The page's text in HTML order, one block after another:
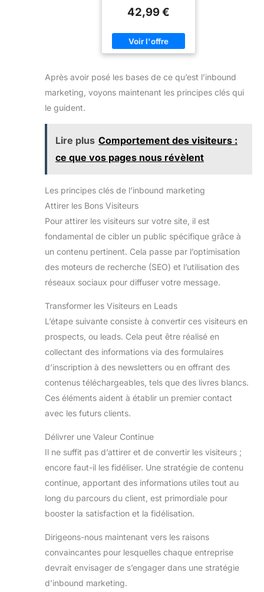
42,99 €
Après avoir posé les bases de ce qu’est l’inbound
marketing, voyons maintenant les principes clés qui
le guident.
Lire plus Comportement des visiteurs :
ce que vos pages nous révèlent
Les principes clés de l’inbound marketing
Attirer les Bons Visiteurs
Pour attirer les visiteurs sur votre site, il est
fondamental de cibler un public spécifique grâce à
un contenu pertinent. Cela passe par l’optimisation
des moteurs de recherche (SEO) et l’utilisation des
réseaux sociaux pour diffuser votre message.
Transformer les Visiteurs en Leads
L’étape suivante consiste à convertir ces visiteurs en
prospects, ou leads. Cela peut être réalisé en
collectant des informations via des formulaires
d’inscription à des newsletters ou en offrant des
contenus téléchargeables, tels que des livres blancs.
Ces éléments aident à établir un premier contact
avec les futurs clients.
Délivrer une Valeur Continue
Il ne suffit pas d’attirer et de convertir les visiteurs ;
encore faut-il les fidéliser. Une stratégie de contenu
continue, apportant des informations utiles tout au
long du parcours du client, est primordiale pour
booster la satisfaction et la fidélisation.
Dirigeons-nous maintenant vers les raisons
convaincantes pour lesquelles chaque entreprise
devrait envisager de s’engager dans une stratégie
d’inbound marketing.